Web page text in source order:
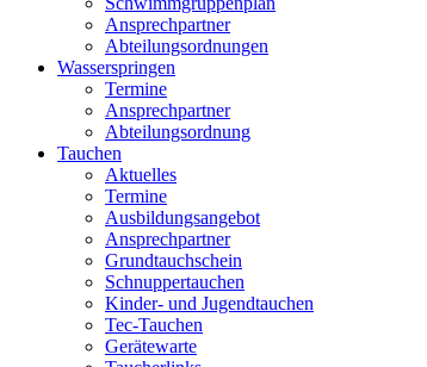
Ansprechpartner
Abteilungsordnungen
Wasserspringen
Termine
Ansprechpartner
Abteilungsordnung
Tauchen
Aktuelles
Termine
Ausbildungsangebot
Ansprechpartner
Grundtauchschein
Schnuppertauchen
Kinder- und Jugendtauchen
Tec-Tauchen
Gerätewarte